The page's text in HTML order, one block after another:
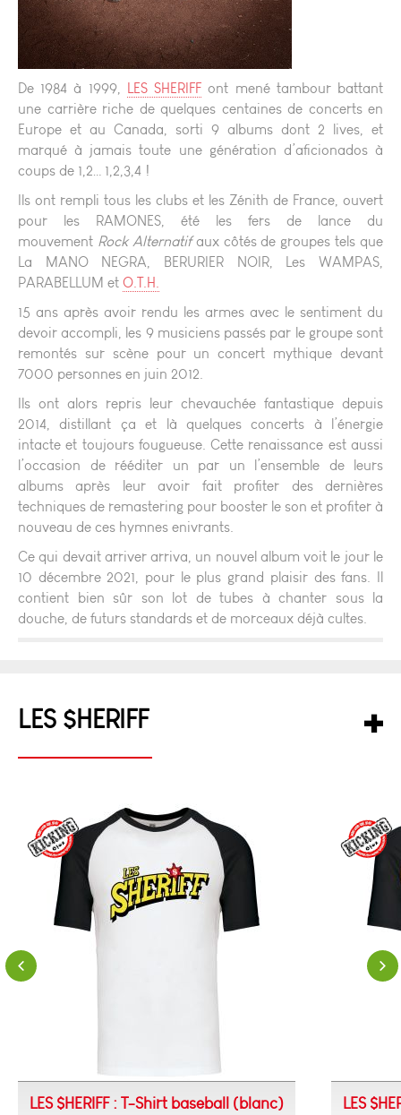
De 1984 à 1999, LES SHERIFF ont mené tambour battant
une carrière riche de quelques centaines de concerts en
Europe et au Canada, sorti 9 albums dont 2 lives, et
marqué à jamais toute une génération d’aficionados à
coups de 1,2… 1,2,3,4 !
Ils ont rempli tous les clubs et les Zénith de France, ouvert
pour les RAMONES, été les fers de lance du
mouvement Rock Alternatifaux côtés de groupes tels que
La MANO NEGRA, BERURIER NOIR, Les WAMPAS,
PARABELLUM et O.T.H.
15 ans après avoir rendu les armes avec le sentiment du
devoir accompli, les 9 musiciens passés par le groupe sont
remontés sur scène pour un concert mythique devant
7000 personnes en juin 2012.
Ils ont alors repris leur chevauchée fantastique depuis
2014, distillant ça et là quelques concerts à l’énergie
intacte et toujours fougueuse. Cette renaissance est aussi
l’occasion de rééditer un par un l’ensemble de leurs
albums après leur avoir fait profiter des dernières
techniques de remastering pour booster le son et profiter à
nouveau de ces hymnes enivrants.
Ce qui devait arriver arriva, un nouvel album voit le jour le
10 décembre 2021, pour le plus grand plaisir des fans. Il
contient bien sûr son lot de tubes à chanter sous la
douche, de futurs standards et de morceaux déjà cultes.
LES $HERIFF
LES $HERIFF : T-Shirt baseball (jaune)
LES